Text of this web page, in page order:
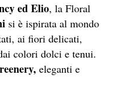
ed Elio, la Floral
si è ispirata al mondo
ai fiori delicati,
colori dolci e tenui.
eleganti e